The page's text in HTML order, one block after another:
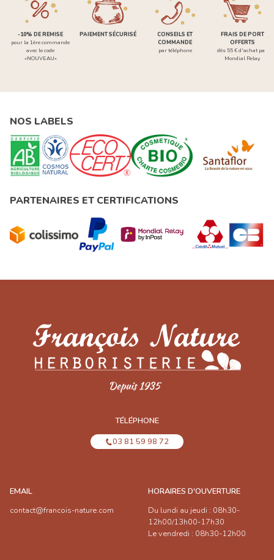
-10% DE REMISE
pour la 1ère commande
avec le code
«NOUVEAU»
PAIEMENT SÉCURISÉ
CONSEILS ET
COMMANDE
par téléphone
FRAIS DE PORT
OFFERTS
dès 55 € d'achat par
Mondial Relay
NOS LABELS
PARTENAIRES ET CERTIFICATIONS
TÉLÉPHONE
03 81 59 98 72
EMAIL
contact@francois-nature.com
HORAIRES D'OUVERTURE
Du lundi au jeudi : 08h30-
12h00/13h00-17h30
Le vendredi : 08h30-12h00